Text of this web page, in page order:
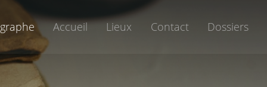
Accueil Lieux Contact Dossiers